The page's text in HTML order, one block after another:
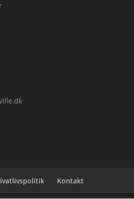
Kontakt